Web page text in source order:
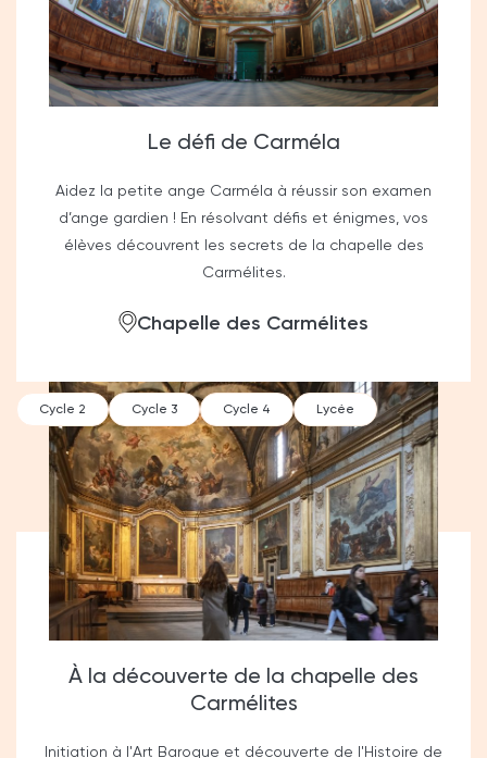
Le défi de Carméla
Aidez la petite ange Carméla à réussir son examen
d’ange gardien ! En résolvant défis et énigmes, vos
élèves découvrent les secrets de la chapelle des
Carmélites.
Chapelle des Carmélites
Cycle 2 Cycle 3 Cycle 4 Lycée
À la découverte de la chapelle des
Carmélites
Initiation à l'Art Baroque et découverte de l'Histoire de